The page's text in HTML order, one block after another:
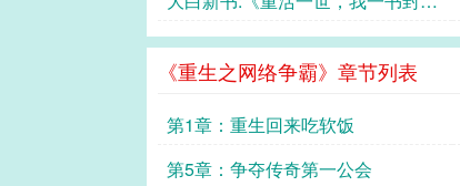
神》
《重生之网络争霸》章节列表
第1章：重生回来吃软饭
第5章：争夺传奇第一公会